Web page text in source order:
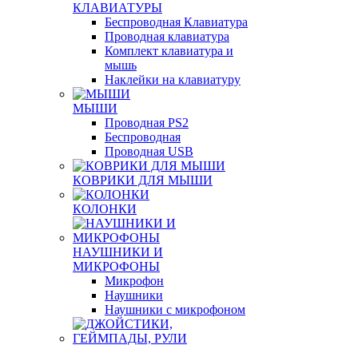
КЛАВИАТУРЫ
Беспроводная Клавиатура
Проводная клавиатура
Комплект клавиатура и
мышь
Наклейки на клавиатуру
МЫШИ
Проводная PS2
Беспроводная
Проводная USB
КОВРИКИ ДЛЯ МЫШИ
КОЛОНКИ
НАУШНИКИ И
МИКРОФОНЫ
Микрофон
Наушники
Наушники с микрофоном